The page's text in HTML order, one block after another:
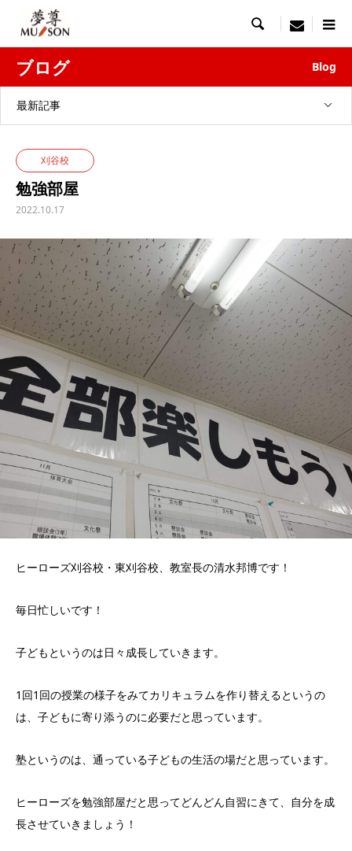
 menu
ブログ Blog
最新記事
刈谷校
勉強部屋
2022.10.17
ヒーローズ刈谷校・東刈谷校、教室長の清水邦博です！
毎日忙しいです！
子どもというのは日々成長していきます。
1回1回の授業の様子をみてカリキュラムを作り替えるというの
は、子どもに寄り添うのに必要だと思っています。
塾というのは、通っている子どもの生活の場だと思っています。
ヒーローズを勉強部屋だと思ってどんどん自習にきて、自分を成
長させていきましょう！